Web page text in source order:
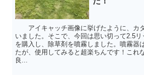
アイキャッチ画像に挙げたように、カ
いました。そこで、今回は思い切って2.5
を購入し、除草剤を噴霧しました。噴霧器
たが、使用してみると超楽ちんです！これ
良...